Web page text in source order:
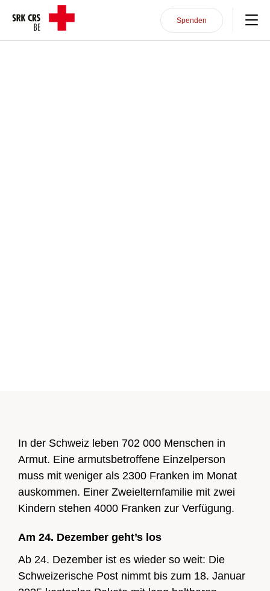
Direkt zum Inhalt
Header/NavigationSpenden
Zur Übersicht
Zur Übersicht
In der Schweiz leben 702 000 Menschen in
Armut. Eine armutsbetroffene Einzelperson
muss mit weniger als 2300 Franken im Monat
auskommen. Einer Zweielternfamilie mit zwei
Kindern stehen 4000 Franken zur Verfügung.
Am 24. Dezember geht’s los
Ab 24. Dezember ist es wieder so weit: Die
Schweizerische Post nimmt bis zum 18. Januar